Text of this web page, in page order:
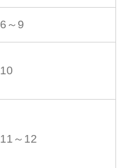
6～9
10
11～12